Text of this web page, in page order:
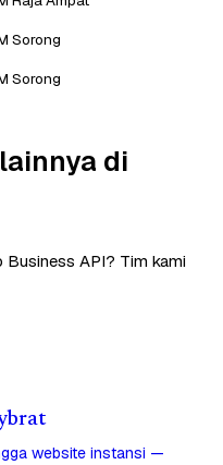
Sorong
Sorong
di
API? Tim kami
website instansi —